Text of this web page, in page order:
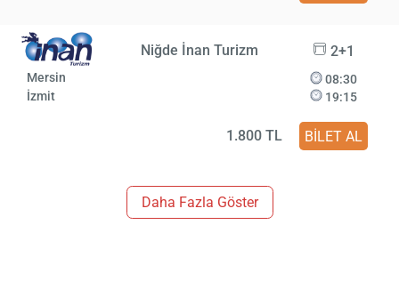
Niğde İnan Turizm 2+1
Mersin
İzmit
08:30
19:15
1.800 TL BİLET AL
Daha Fazla Göster